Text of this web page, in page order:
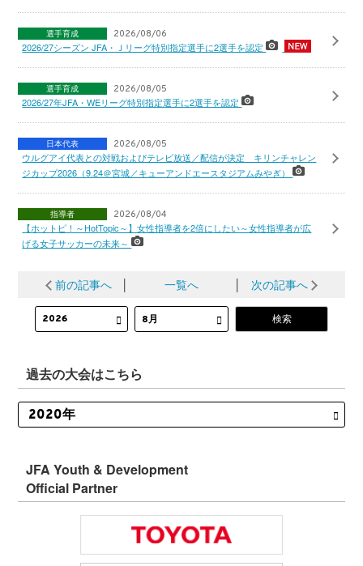
選手育成 2026/08/06
2026/27シーズン JFA・Ｊリーグ特別指定選手に2選手を認定
選手育成 2026/08/05
2026/27年JFA・WEリーグ特別指定選手に2選手を認定
日本代表 2026/08/05
ウルグアイ代表との対戦およびテレビ放送／配信が決定 キリンチャレン
ジカップ2026（9.24＠宮城／キューアンドエースタジアムみやぎ）
指導者 2026/08/04
【ホットピ！～HotTopic～】女性指導者を2倍にしたい～女性指導者が広
げる女子サッカーの未来～
前の記事へ 一覧へ 次の記事へ
過去の大会はこちら
JFA Youth & Development
Official Partner